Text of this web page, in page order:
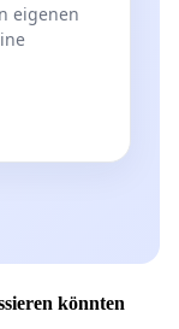
eigenen
könnten